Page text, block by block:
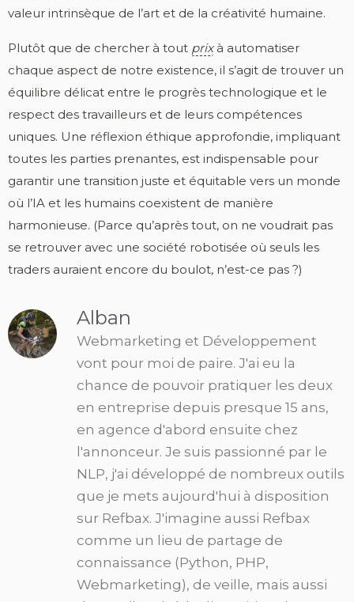
valeur intrinsèque de l’art et de la créativité humaine.
Plutôt que de chercher à tout prixà automatiser
chaque aspect de notre existence, il s’agit de trouver un
équilibre délicat entre le progrès technologique et le
respect des travailleurs et de leurs compétences
uniques. Une réflexion éthique approfondie, impliquant
toutes les parties prenantes, est indispensable pour
garantir une transition juste et équitable vers un monde
où l’IA et les humains coexistent de manière
harmonieuse. (Parce qu’après tout, on ne voudrait pas
se retrouver avec une société robotisée où seuls les
traders auraient encore du boulot, n’est-ce pas ?)
Alban
Webmarketing et Développement
vont pour moi de paire. J'ai eu la
chance de pouvoir pratiquer les deux
en entreprise depuis presque 15 ans,
en agence d'abord ensuite chez
l'annonceur. Je suis passionné par le
NLP, j'ai développé de nombreux outils
que je mets aujourd'hui à disposition
sur Refbax. J'imagine aussi Refbax
comme un lieu de partage de
connaissance (Python, PHP,
Webmarketing), de veille, mais aussi